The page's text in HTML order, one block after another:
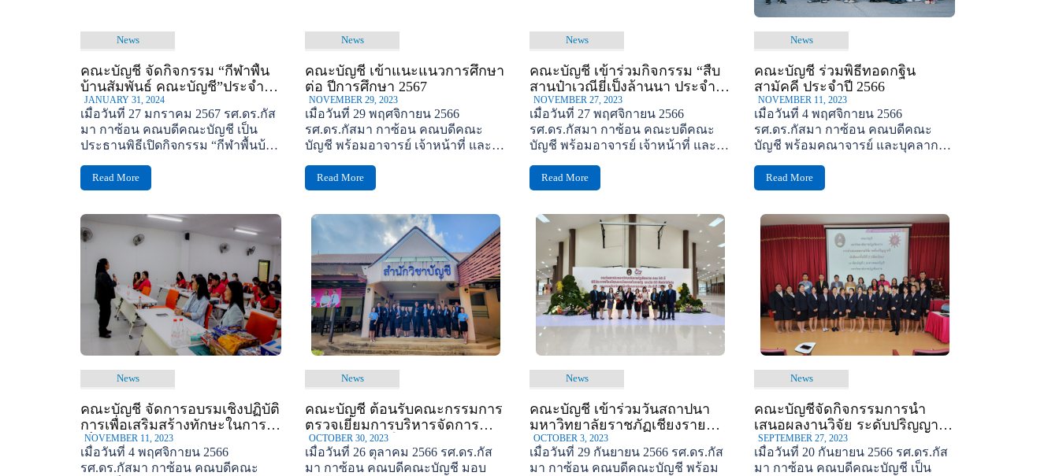
News
คณะบัญชี จัดกิจกรรม “กีฬาพื้น
บ้านสัมพันธ์ คณะบัญชี”ประจำปี
การศึกษา 2567
JANUARY 31, 2024
เมื่อวันที่ 27 มกราคม 2567 รศ.ดร.กัส
มา กาซ้อน คณบดีคณะบัญชี เป็น
ประธานพิธีเปิดกิจกรรม “กีฬาพื้นบ้าน
ศึกษา...
Read More
News
คณะบัญชี เข้าแนะแนวการศึกษา
ต่อ ปีการศึกษา 2567
NOVEMBER 29, 2023
เมื่อวันที่ 29 พฤศจิกายน 2566
รศ.ดร.กัสมา กาซ้อน คณบดีคณะ
บัญชี พร้อมอาจารย์ เจ้าหน้าที่ และ
Read More
News
คณะบัญชี เข้าร่วมกิจกรรม “สืบ
สานป๋าเวณียี่เป็งล้านนา ประจำปี
2566”
NOVEMBER 27, 2023
เมื่อวันที่ 27 พฤศจิกายน 2566
รศ.ดร.กัสมา กาซ้อน คณะบดีคณะ
บัญชี พร้อมอาจารย์ เจ้าหน้าที่ และ
Read More
News
คณะบัญชี ร่วมพิธีทอดกฐิน
สามัคคี ประจำปี 2566
NOVEMBER 11, 2023
เมื่อวันที่ 4 พฤศจิกายน 2566
รศ.ดร.กัสมา กาซ้อน คณบดีคณะ
บัญชี พร้อมคณาจารย์ และบุคลากร
Read More
News
คณะบัญชี จัดการอบรมเชิงปฏิบัติ
การเพื่อเสริมสร้างทักษะในการ
เป็นผู้ประกอบการ
NOVEMBER 11, 2023
เมื่อวันที่ 4 พฤศจิกายน 2566
รศ.ดร.กัสมา กาซ้อน คณบดีคณะ
News
คณะบัญชี ต้อนรับคณะกรรมการ
ตรวจเยี่ยมการบริหารจัดการ
หน่วยงานภายใน
OCTOBER 30, 2023
เมื่อวันที่ 26 ตุลาคม 2566 รศ.ดร.กัส
มา กาซ้อน คณบดีคณะบัญชี มอบ
News
คณะบัญชี เข้าร่วมวันสถาปนา
มหาวิทยาลัยราชภัฏเชียงราย
ครบ 50 ปี
OCTOBER 3, 2023
เมื่อวันที่ 29 กันยายน 2566 รศ.ดร.กัส
มา กาซ้อน คณบดีคณะบัญชี พร้อม
News
คณะบัญชีจัดกิจกรรมการนำ
เสนอผลงานวิจัย ระดับปริญญา
ตรี(เทียบโอน) ของนักศึกษาชั้นปี
ที่ 2
SEPTEMBER 27, 2023
เมื่อวันที่ 20 กันยายน 2566 รศ.ดร.กัส
มา กาซ้อน คณบดีคณะบัญชี เป็น